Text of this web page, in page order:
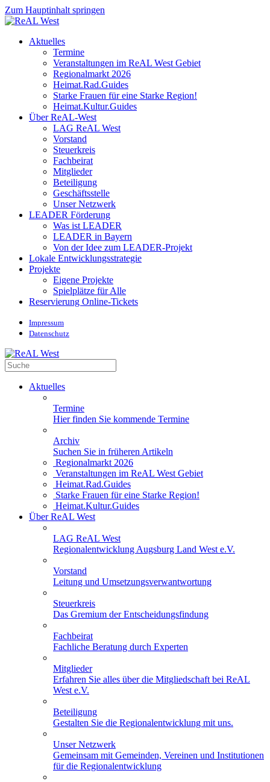
Zum Hauptinhalt springen
Aktuelles
Termine
Veranstaltungen im ReAL West Gebiet
Regionalmarkt 2026
Heimat.Rad.Guides
Starke Frauen für eine Starke Region!
Heimat.Kultur.Guides
Über ReAL-West
LAG ReAL West
Vorstand
Steuerkreis
Fachbeirat
Mitglieder
Beteiligung
Geschäftsstelle
Unser Netzwerk
LEADER Förderung
Was ist LEADER
LEADER in Bayern
Von der Idee zum LEADER-Projekt
Lokale Entwicklungsstrategie
Projekte
Eigene Projekte
Spielplätze für Alle
Reservierung Online-Tickets
Impressum
Datenschutz
Aktuelles
Termine
Hier finden Sie kommende Termine
Archiv
Suchen Sie in früheren Artikeln
Regionalmarkt 2026
Veranstaltungen im ReAL West Gebiet
Heimat.Rad.Guides
Starke Frauen für eine Starke Region!
Heimat.Kultur.Guides
Über ReAL West
LAG ReAL West
Regionalentwicklung Augsburg Land West e.V.
Vorstand
Leitung und Umsetzungsverwantwortung
Steuerkreis
Das Gremium der Entscheidungsfindung
Fachbeirat
Fachliche Beratung durch Experten
Mitglieder
Erfahren Sie alles über die Mitgliedschaft bei ReAL
West e.V.
Beteiligung
Gestalten Sie die Regionalentwicklung mit uns.
Unser Netzwerk
Gemeinsam mit Gemeinden, Vereinen und Institutionen
für die Regionalentwicklung